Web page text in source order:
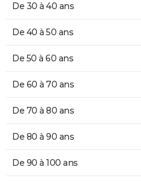
De 30 à 40 ans
De 40 à 50 ans
De 50 à 60 ans
De 60 à 70 ans
De 70 à 80 ans
De 80 à 90 ans
De 90 à 100 ans